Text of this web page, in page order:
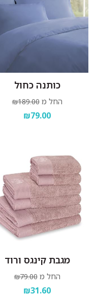
כותנה כחול
החל מ ₪189.00
₪79.00
מגבת קינגס ורוד
החל מ ₪79.00
₪31.60